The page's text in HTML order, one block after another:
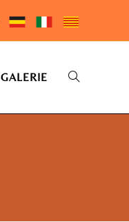
GALERIE